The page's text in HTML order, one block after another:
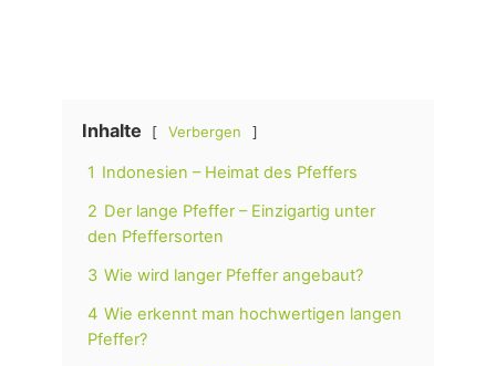
Inhalte Verbergen
1 Indonesien – Heimat des Pfeffers
2 Der lange Pfeffer – Einzigartig unter
den Pfeffersorten
3 Wie wird langer Pfeffer angebaut?
4 Wie erkennt man hochwertigen langen
Pfeffer?